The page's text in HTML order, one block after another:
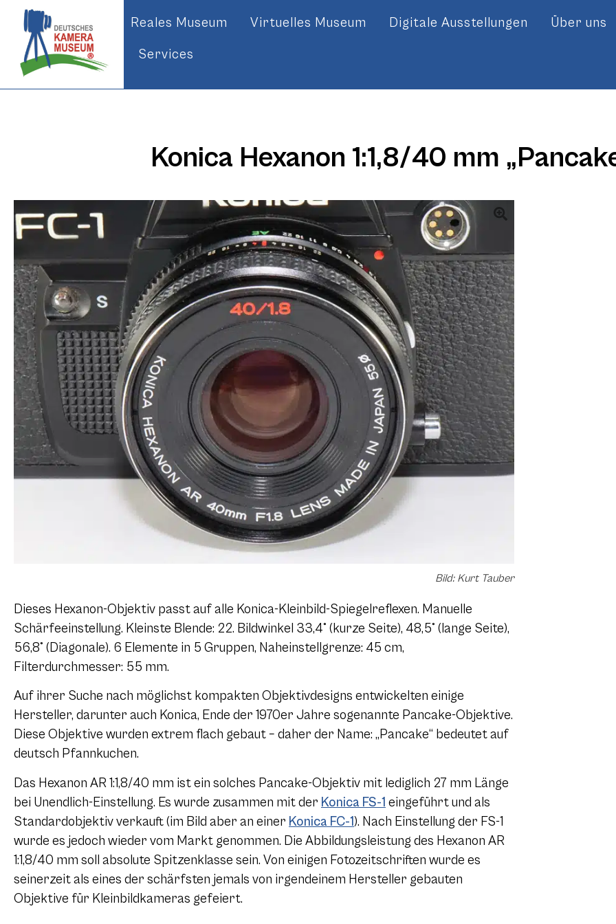
Reales Museum Virtuelles Museum Digitale Ausstellungen Über uns
Services
Konica Hexanon 1:1,8/40 mm
Bild: Kurt Tauber
Dieses Hexanon-Objektiv passt auf alle Konica-Kleinbild-Spiegelreflexen. Manuelle
Schärfeeinstellung. Kleinste Blende: 22. Bildwinkel 33,4° (kurze Seite), 48,5° (lange Seite),
56,8° (Diagonale). 6 Elemente in 5 Gruppen, Naheinstellgrenze: 45 cm,
Filterdurchmesser: 55 mm.
Auf ihrer Suche nach möglichst kompakten Objektivdesigns entwickelten einige
Hersteller, darunter auch Konica, Ende der 1970er Jahre sogenannte Pancake-Objektive.
Diese Objektive wurden extrem flach gebaut – daher der Name: „Pancake“ bedeutet auf
deutsch Pfannkuchen.
Das Hexanon AR 1:1,8/40 mm ist ein solches Pancake-Objektiv mit lediglich 27 mm Länge
bei Unendlich-Einstellung. Es wurde zusammen mit der Konica FS-1 eingeführt und als
Standardobjektiv verkauft (im Bild aber an einer Konica FC-1). Nach Einstellung der FS-1
wurde es jedoch wieder vom Markt genommen. Die Abbildungsleistung des Hexanon AR
1:1,8/40 mm soll absolute Spitzenklasse sein. Von einigen Fotozeitschriften wurde es
seinerzeit als eines der schärfsten jemals von irgendeinem Hersteller gebauten
Objektive für Kleinbildkameras gefeiert.